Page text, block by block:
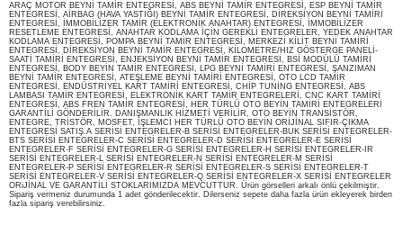
ARAÇ MOTOR BEYNİ TAMİR ENTEGRESİ, ABS BEYNİ TAMİR ENTEGRESİ, ESP BEYNİ TAMİR
ENTEGRESİ, AİRBAG (HAVA YASTIĞI) BEYNİ TAMİR ENTEGRESİ, DİREKSİYON BEYNİ TAMİRİ
ENTEGRESİ, İMMOBİLİZER TAMİR (ELEKTRONİK ANAHTAR) ENTEGRESİ, İMMOBİLİZER
RESETLEME ENTEGRESİ, ANAHTAR KODLAMA İÇİN GEREKLİ ENTEGRELER, YEDEK ANAHTAR
KODLAMA ENTEGRESİ, POMPA BEYNİ TAMİR ENTEGRESİ, MERKEZİ KİLİT BEYNİ TAMİRİ
ENTEGRESİ, DİREKSİYON BEYNİ TAMİR ENTEGRESİ, KİLOMETRE/HIZ GÖSTERGE PANELİ-
SAATİ TAMİRİ ENTEGRESİ, ENJEKSİYON BEYNİ TAMİR ENTEGRESİ, BSİ MODÜLÜ TAMİRİ
ENTEGRESİ, BODY BEYİN TAMİR ENTEGRESİ, LPG BEYNİ TAMİRİ ENTEGRESİ, ŞANZIMAN
BEYNİ TAMİR ENTEGRESİ, ATEŞLEME BEYNİ TAMİRİ ENTEGRESİ, OTO LCD TAMİR
ENTEGRESİ, ENDÜSTRİYEL KART TAMİRİ ENTEGRESİ, CHİP TUNİNG ENTEGRESİ, ABS
LAMBASI TAMİR ENTEGRESİ, ELEKTRONİK KART TAMİR ENTEGRELERİ, CNC KART TAMİRİ
ENTEGRESİ, ABS FREN TAMİR ENTEGRESİ, HER TÜRLÜ OTO BEYİN TAMİRİ ENTEGRELERİ
GARANTİLİ GÖNDERİLİR. DANIŞMANLIK HİZMETİ VERİLİR, OTO BEYİN TRANSİSTÖR,
ENTEGRE, TRİSTÖR, MOSFET, İŞLEMCİ HER TÜRLÜ OTO BEYİN ORİJİNAL SIFIR-ÇIKMA
ENTEGRESİ SATIŞ.A SERİSİ ENTEGRELER-B SERİSİ ENTEGRELER-BUK SERİSİ ENTEGRELER-
BTS SERİSİ ENTEGRELER-C SERİSİ ENTEGRELER-D SERİSİ ENTEGRELER-E SERİSİ
ENTEGRELER-F SERİSİ ENTEGRELER-G SERİSİ ENTEGRELER-H SERİSİ ENTEGRELER-IR
SERİSİ ENTEGRELER-L SERİSİ ENTEGRELER-N SERİSİ ENTEGRELER-M SERİSİ
ENTEGRELER-P SERİSİ ENTEGRELER-R SERİSİ ENTEGRELER-S SERİSİ ENTEGRELER-T
SERİSİ ENTEGRELER-V SERİSİ ENTEGRELER-Q SERİSİ ENTEGRELER-X SERİSİ ENTEGRELER
ORiJİNAL VE GARANTİLİ STOKLARIMIZDA MEVCUTTUR. Ürün görselleri arkalı önlü çekilmiştir.
Sipariş vermeniz durumunda 1 adet gönderilecektir. Dilerseniz sepete daha fazla ürün ekleyerek birden
fazla sipariş verebilirsiniz.